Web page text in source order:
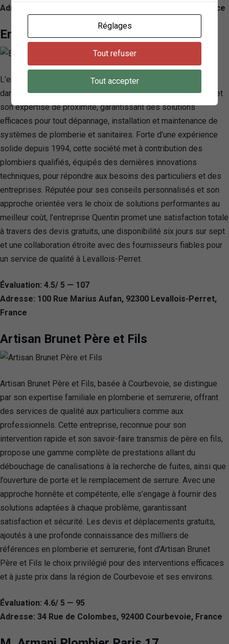
Adresse: 4 Av. Sainte-Foy, 92200 Neuilly-sur-Seine, France
Entreprise Quentin
L’entreprise Quentin, basée à Levallois-Perret, se distingue
dans le domaine de la plomberie par son intervention rapide et
son expertise de proximité, garantissant des solutions
efficaces pour tout dépannage, installation et maintenance de
systèmes de plomberie et sanitaires. Forte d’une expérience
solide depuis 1994, cette société met à contribution des
plombiers qualifiés, équipés des dernières innovations
techniques, pour répondre aux besoins des particuliers et des
entreprises. Réputée pour ses conseils personnalisés et son
approche orientée vers le choix de solutions performantes au
meilleur coût, l’entreprise Quentin promet une satisfaction totale
à travers des devis gratuits, une disponibilité six jours sur sept
et une collaboration étroite avec des fournisseurs fiables pour
un service de qualité à Levallois-Perret.
Évaluation: 4.5/ 5 — 107
Adresse: 100 Rue Marius Aufan, 92300 Levallois-Perret,
France
Artisan Brunet Père et Fils
Artisan Brunet Père et Fils, basée à Courbevoie, se distingue
par son expertise familiale en plomberie et serrurerie, offrant
des services de qualité aux particuliers comme aux
professionnels. Cette entreprise, reconnue pour son
intervention rapide et son savoir-faire transmis de père en fils,
propose une gamme complète de prestations allant du
débouchage de canalisations à la recherche de fuites, ainsi que
l’ouverture de porte et le remplacement de serrure. Avec une
approche honnête et compétente, elle s’engage à fournir des
solutions adaptées à chaque problème, garantissant
satisfaction et sécurité. Les devis et déplacements gratuits,
ajoutés à une profonde connaissance des milliers de
références en plomberie et serrurerie, font d’Artisan Brunet
Père et Fils le choix privilégié pour des interventions efficaces
et à juste prix dans la région de Courbevoie et ses environs.
Évaluation: 4.6/ 5 — 95
Adresse: 34 Rue de Colombes, 92400 Courbevoie, France
Réglages
Tout refuser
Tout accepter